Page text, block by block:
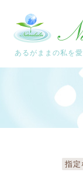
あるがままの私を
指定